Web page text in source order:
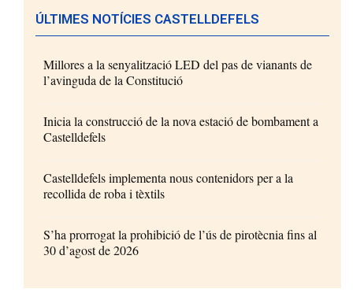
ÚLTIMES NOTÍCIES CASTELLDEFELS
Millores a la senyalització LED del pas de vianants de
l’avinguda de la Constitució
Inicia la construcció de la nova estació de bombament a
Castelldefels
Castelldefels implementa nous contenidors per a la
recollida de roba i tèxtils
S’ha prorrogat la prohibició de l’ús de pirotècnia fins al
30 d’agost de 2026